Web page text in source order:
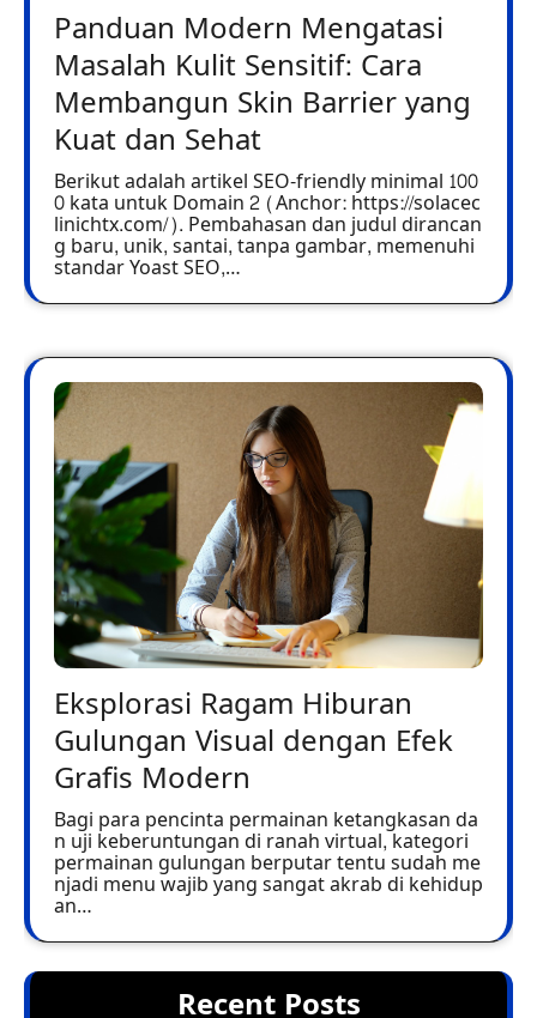
Panduan Modern Mengatasi
Masalah Kulit Sensitif: Cara
Membangun Skin Barrier yang
Kuat dan Sehat
Berikut adalah artikel SEO-friendly minimal 100
0 kata untuk Domain 2 (Anchor: https://solacec
linichtx.com/). Pembahasan dan judul dirancan
g baru, unik, santai, tanpa gambar, memenuhi
standar Yoast SEO,…
Eksplorasi Ragam Hiburan
Gulungan Visual dengan Efek
Grafis Modern
Bagi para pencinta permainan ketangkasan da
n uji keberuntungan di ranah virtual, kategori
permainan gulungan berputar tentu sudah me
njadi menu wajib yang sangat akrab di kehidup
an…
Recent Posts